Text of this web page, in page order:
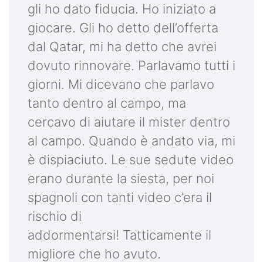
gli ho dato fiducia. Ho iniziato a
giocare. Gli ho detto dell’offerta
dal Qatar, mi ha detto che avrei
dovuto rinnovare. Parlavamo tutti i
giorni. Mi dicevano che parlavo
tanto dentro al campo, ma
cercavo di aiutare il mister dentro
al campo. Quando è andato via, mi
è dispiaciuto. Le sue sedute video
erano durante la siesta, per noi
spagnoli con tanti video c’era il
rischio di
addormentarsi! Tatticamente il
migliore che ho avuto.